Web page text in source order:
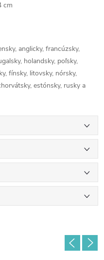
cm
anglicky, francúzsky,
holandsky, poľsky,
fínsky, litovsky, nórsky,
estónsky, rusky a